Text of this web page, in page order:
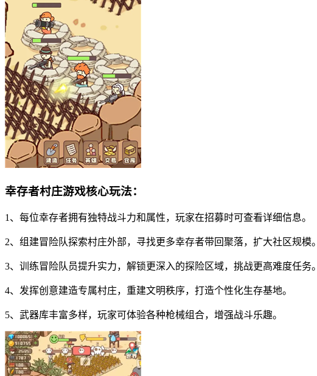
幸存者村庄游戏核心玩法：
1、每位幸存者拥有独特战斗力和属性，玩家在招募时可查看详细信息。
2、组建冒险队探索村庄外部，寻找更多幸存者带回聚落，扩大社区规模。
3、训练冒险队员提升实力，解锁更深入的探险区域，挑战更高难度任务。
4、发挥创意建造专属村庄，重建文明秩序，打造个性化生存基地。
5、武器库丰富多样，玩家可体验各种枪械组合，增强战斗乐趣。